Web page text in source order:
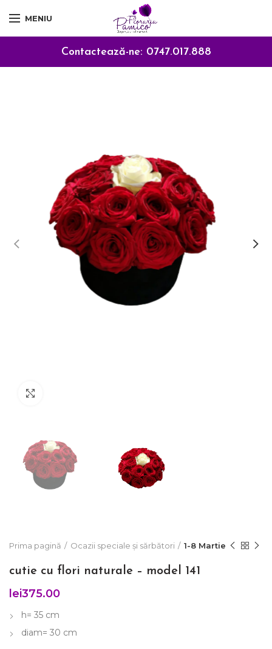
MENIU
Contactează-ne: 0747.017.888
Prima pagină Ocazii speciale și sărbători 1-8 Martie
cutie cu flori naturale – model 141
lei375.00
h= 35 cm
diam= 30 cm